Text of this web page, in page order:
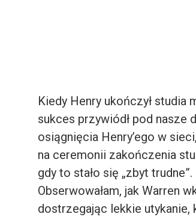
Kiedy Henry ukończył studia
sukces przywiódł pod nasze
osiągnięcia Henry’ego w
na ceremonii zakończenia
gdy to stało się „zbyt
Obserwowałam, jak Warren
dostrzegając lekkie utykanie,